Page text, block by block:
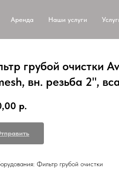
Аренда Наши услуги
грубой очистки
вн. резьба 2",
р.
Фильтр грубой очистки